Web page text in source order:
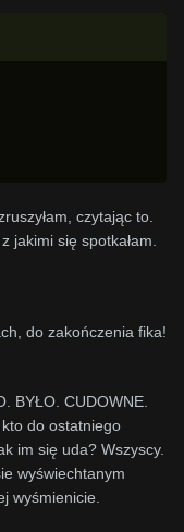
czytając to.
jakimi się spotkałam.
do zakończenia fika!
BYŁO. CUDOWNE.
do ostatniego
im się uda? Wszyscy.
wyświechtanym
wyśmienicie.